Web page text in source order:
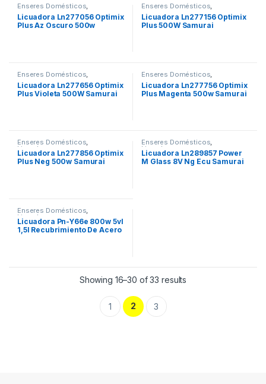
Enseres Domésticos,
Licuadoras
Licuadora Ln277056 Optimix
Plus Az Oscuro 500w
Enseres Domésticos,
Licuadoras
Licuadora Ln277156 Optimix
Plus 500W Samurai
Enseres Domésticos
Licuadoras
Licuadora Ln277656 Optimix
Plus Violeta 500W Samurai
Enseres Domésticos
Licuadoras
Licuadora Ln277756 Optimix
Plus Magenta 500w Samurai
Enseres Domésticos,
Licuadoras
Licuadora Ln277856 Optimix
Plus Neg 500w Samurai
Enseres Domésticos,
Licuadoras
Licuadora Ln289857 Power
M Glass 8V Ng Ecu Samurai
Enseres Domésticos,
Licuadoras
Licuadora Pn-Y66e 800w 5vl
1,5l Recubrimiento De Acero
Showing 16–30 of 33 results
1 2 3